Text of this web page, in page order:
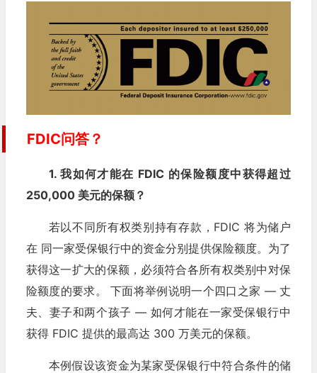
FDIC问答？
1. 我如何才能在 FDIC 的保险额度中获得超过
250,000 美元的保额？
若以不同所有权类别持有存款，FDIC 将为储户
在 同一家受保银行中的资金分别提供保险额度。为了
获得这一扩大的保额，必须符合各所有权类别中对保
险额度的要求。 下面将举例说明一个四口之家 — 丈
夫、妻子和两个孩子 — 如何才能在一家受保银行中
获得 FDIC 提供的最高达 300 万美元的保额。
本例假设该资金为某家受保银行中符合条件的储